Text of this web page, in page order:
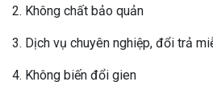
2. Không chất bảo quản
3. Dịch vụ chuyên nghiệp, đổi trả
4. Không biến đổi gien